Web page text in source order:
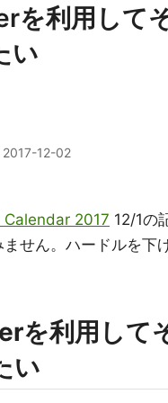
利用して
い
2017-12-02
2017 12/1の
せん。ハードルを下
利用して
い